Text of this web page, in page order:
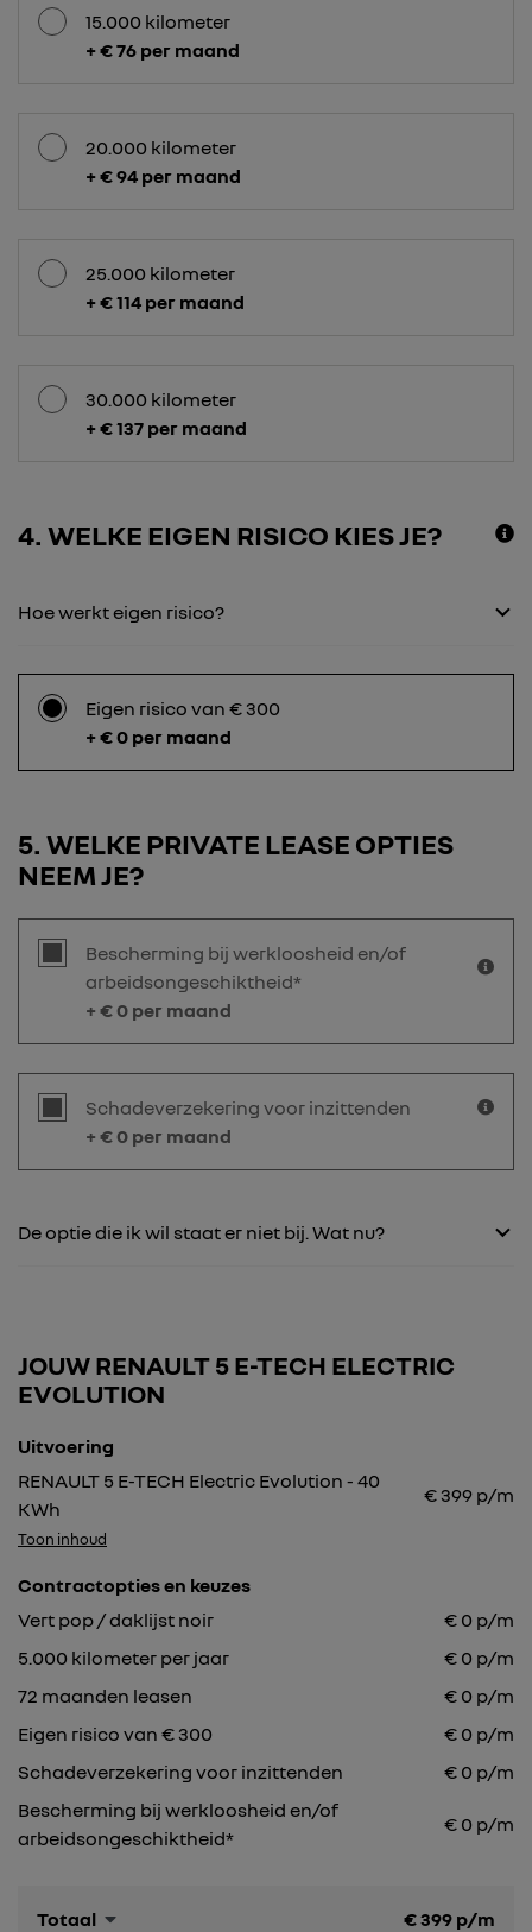
15.000 kilometer
+ € 76 per maand
20.000 kilometer
+ € 94 per maand
25.000 kilometer
+ € 114 per maand
30.000 kilometer
+ € 137 per maand
4 WELKE EIGEN RISICO KIES JE?
Hoe werkt eigen risico?
Eigen risico van € 300
+ € 0 per maand
5 WELKE PRIVATE LEASE OPTIES
NEEM JE?
Bescherming bij werkloosheid en/of
arbeidsongeschiktheid*
+ €0 per maand
Schadeverzekering voor inzittenden
+ €0 per maand
De optie die ik wil staat er niet bij. Wat nu?
JOUW RENAULT 5 E-TECH ELECTRIC
EVOLUTION
Uitvoering
RENAULT 5 E-TECH Electric Evolution - 40
KWh
€ 399 p/m
Toon inhoud
Contractopties en keuzes
Vert pop / daklijst noir
€ 0 p/m
5.000 kilometer per jaar € 0 p/m
72 maanden leasen € 0 p/m
Eigen risico van € 300
€ 0 p/m
Schadeverzekering voor inzittenden
€ 0 p/m
Bescherming bij werkloosheid en/of
arbeidsongeschiktheid*
€ 0 p/m
Totaal €399 p/m